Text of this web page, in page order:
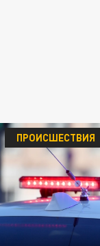
ПРОИСШЕСТВИЯ